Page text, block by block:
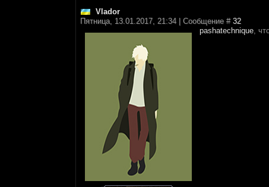
Vlador
Пятница, 13.01.2017, 21:34 | Сообщение # 32
pashatechnique,